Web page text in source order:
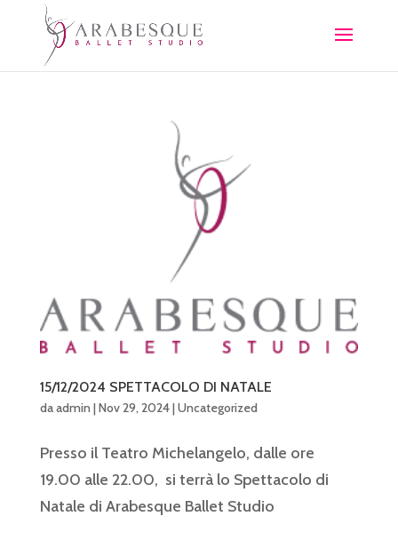
15/12/2024 SPETTACOLO DI NATALE
daadmin |Nov 29, 2024|Uncategorized
Presso il Teatro Michelangelo, dalle ore
19.00 alle 22.00, si terrà lo Spettacolo di
Natale di Arabesque Ballet Studio